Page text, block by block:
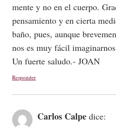
mente y no en el cuerpo.
pensamiento y en cierta
baño, pues, aunque
nos es muy fácil
Un fuerte saludo.- JOAN
Responder
Carlos Calpe dice: